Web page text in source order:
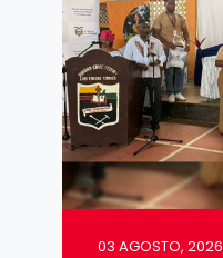
03 AGOSTO, 2026